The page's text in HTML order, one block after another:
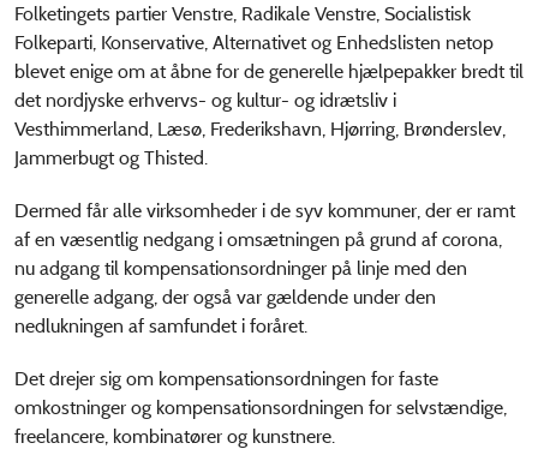
Folketingets partier Venstre, Radikale Venstre, Socialistisk
Folkeparti, Konservative, Alternativet og Enhedslisten netop
blevet enige om at åbne for de generelle hjælpepakker bredt til
det nordjyske erhvervs- og kultur- og idrætsliv i
Vesthimmerland, Læsø, Frederikshavn, Hjørring, Brønderslev,
Jammerbugt og Thisted.
Dermed får alle virksomheder i de syv kommuner, der er ramt
af en væsentlig nedgang i omsætningen på grund af corona,
nu adgang til kompensationsordninger på linje med den
generelle adgang, der også var gældende under den
nedlukningen af samfundet i foråret.
Det drejer sig om kompensationsordningen for faste
omkostninger og kompensationsordningen for selvstændige,
freelancere, kombinatører og kunstnere.